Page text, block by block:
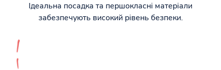
Ідеальна посадка та першокласні матеріали
забезпечують високий рівень безпеки.